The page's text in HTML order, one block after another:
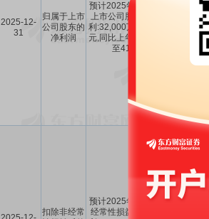
2025-12-
31
归属于上市
公司股东的
净利润
预计2025年1-12月归属于
上市公司股东的净利润盈
利:32,000万元至37,000万
元,同比上年增长:344.01%
至413.39%。
扣除非经常
预计2025年1-12月扣除非
经常性损益后的净利润盈